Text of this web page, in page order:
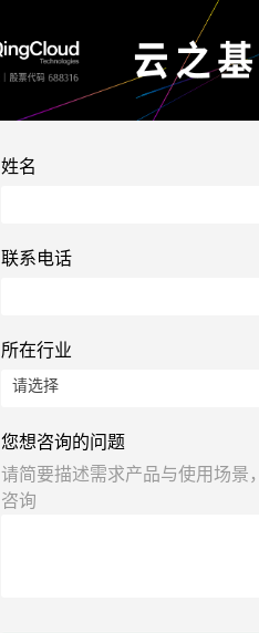
姓名
联系电话
所在行业
您想咨询的问题
请简要描述需求产品与使用场景
咨询